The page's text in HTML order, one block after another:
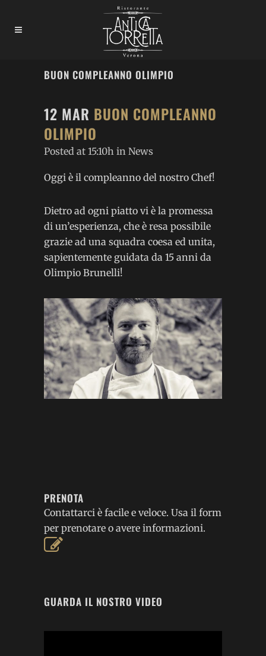
BUON COMPLEANNO OLIMPIO
12 MAR BUON COMPLEANNO
OLIMPIO
Posted at 15:10h in News
Oggi è il compleanno del nostro Chef!
Dietro ad ogni piatto vi è la promessa
di un’esperienza, che è resa possibile
grazie ad una squadra coesa ed unita,
sapientemente guidata da 15 anni da
Olimpio Brunelli!
PRENOTA
Contattarci è facile e veloce. Usa il form
per prenotare o avere informazioni.
GUARDA IL NOSTRO VIDEO